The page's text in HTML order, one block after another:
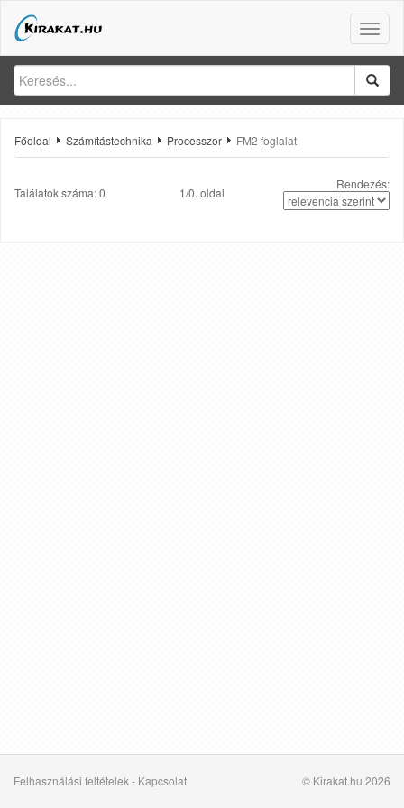
Toggle
Főoldal Számítástechnika Processzor FM2 foglalat
Találatok száma: 0 1/0. oldal
Rendezés:
Felhasználási feltételek- Kapcsolat © Kirakat.hu 2026